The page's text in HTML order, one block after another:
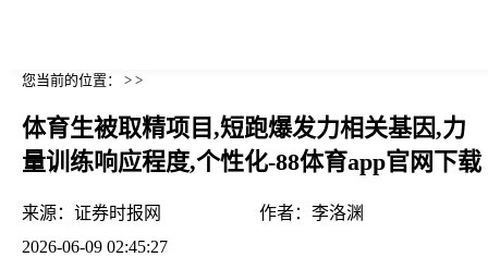
您当前的位置： > >
体育生被取精项目,短跑爆发力相关基因,力
量训练响应程度,个性化-88体育app官网下载
来源： 证券时报网 作者： 李洛渊
2026-06-09 02:45:27